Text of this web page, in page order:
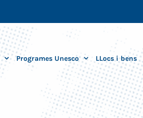
Programes Unesco LLocs i bens